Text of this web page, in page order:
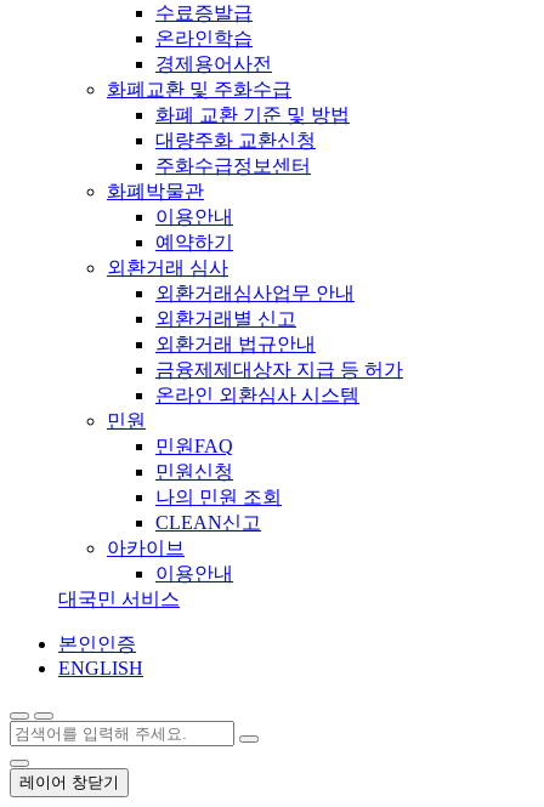
수료증발급
온라인학습
경제용어사전
화폐교환 및 주화수급
화폐 교환 기준 및 방법
대량주화 교환신청
주화수급정보센터
화폐박물관
이용안내
예약하기
외환거래 심사
외환거래심사업무 안내
외환거래별 신고
외환거래 법규안내
금융제제대상자 지급 등 허가
온라인 외환심사 시스템
민원
민원FAQ
민원신청
나의 민원 조회
CLEAN신고
아카이브
이용안내
대국민 서비스
본인인증
ENGLISH
레이어 창닫기